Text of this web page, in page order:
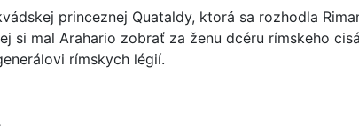
princeznej Quataldy, ktorá sa rozhodla
si mal Arahario zobrať za ženu dcéru rímskeho
rímskych légií.